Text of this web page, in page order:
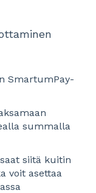
SmartumPay-
summalla
siitä kuitin
voit asettaa